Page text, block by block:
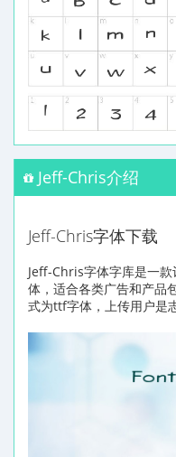
Jeff-Chris介绍
Jeff-Chris字体下载
Jeff-Chris字体字库是一
体，适合各类广告和产品
式为ttf字体，上传用户是